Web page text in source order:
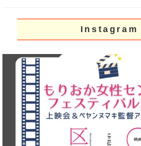
Instagram